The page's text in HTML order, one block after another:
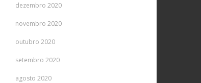
dezembro 2020
novembro 2020
outubro 2020
setembro 2020
agosto 2020